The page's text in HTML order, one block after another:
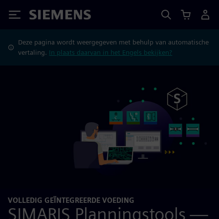
Siemens
Deze pagina wordt weergegeven met behulp van automatische
vertaling. In plaats daarvan in het Engels bekijken?
VOLLEDIG GEÏNTEGREERDE VOEDING
SIMARIS Planningstools —